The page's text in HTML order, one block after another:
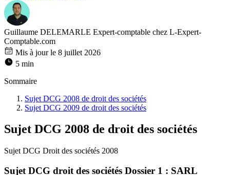
Guillaume DELEMARLE Expert-comptable chez L-Expert-
Comptable.com
Mis à jour le 8 juillet 2026
5 min
Sommaire
Sujet DCG 2008 de droit des sociétés
Sujet DCG 2009 de droit des sociétés
Sujet DCG 2008 de droit des sociétés
Sujet DCG Droit des sociétés 2008
Sujet DCG droit des sociétés Dossier 1 : SARL